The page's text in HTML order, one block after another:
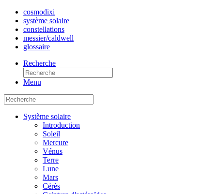
cosmodixi
système solaire
constellations
messier/caldwell
glossaire
Recherche
Menu
Système solaire
Introduction
Soleil
Mercure
Vénus
Terre
Lune
Mars
Cérès